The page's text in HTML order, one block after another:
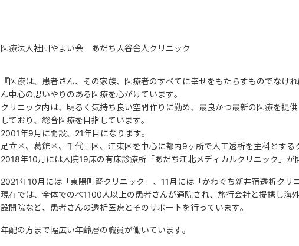
医療法人社団やよい会 あだち入谷舎人クリニック
『医療は、患者さん、その家族、医療者のすべてに幸せをもたらすものでなけ
ん中心の思いやりのある医療を心がけています。
クリニック内は、明るく気持ち良い空間作りに勤め、最良かつ最新の医療を提
しており、総合医療を目指しています。
2001年9月に開設、21年目になります。
足立区、葛飾区、千代田区、江東区を中心に都内9ヶ所で人工透析を主科とす
2018年10月には入院19床の有床診療所「あだち江北メディカルクリニック」が
2021年10月には「東陽町腎クリニック」、11月には「かわぐち新井宿透析クリ
現在では、全体でのべ1100人以上の患者さんが通院され、旅行会社と提携し海
設開院など、患者さんの透析医療とそのサポートを行っています。
年配の方まで幅広い年齢層の職員が働いています。